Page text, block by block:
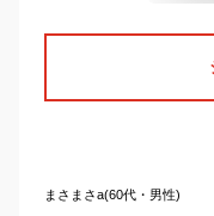
まさまさa(60代・男性)